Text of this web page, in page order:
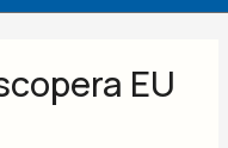
EU